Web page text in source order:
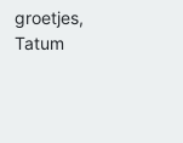
groetjes,
Tatum